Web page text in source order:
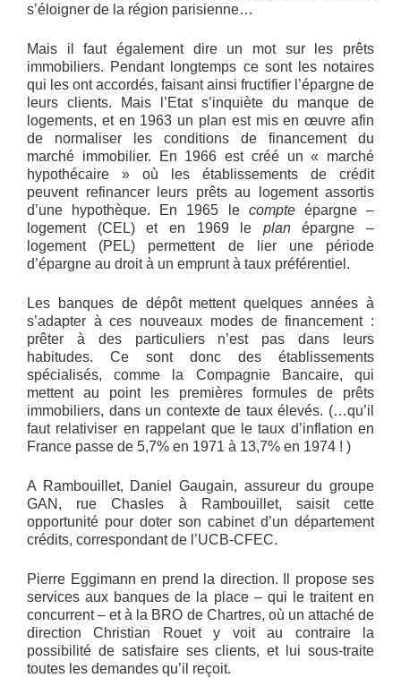
s’éloigner de la région parisienne…
Mais il faut également dire un mot sur les prêts
immobiliers. Pendant longtemps ce sont les notaires
qui les ont accordés, faisant ainsi fructifier l’épargne de
leurs clients. Mais l’Etat s’inquiète du manque de
logements, et en 1963 un plan est mis en œuvre afin
de normaliser les conditions de financement du
marché immobilier. En 1966 est créé un « marché
hypothécaire » où les établissements de crédit
peuvent refinancer leurs prêts au logement assortis
d’une hypothèque. En 1965 le compteépargne –
logement (CEL) et en 1969 le planépargne –
logement (PEL) permettent de lier une période
d’épargne au droit à un emprunt à taux préférentiel.
Les banques de dépôt mettent quelques années à
s’adapter à ces nouveaux modes de financement :
prêter à des particuliers n’est pas dans leurs
habitudes. Ce sont donc des établissements
spécialisés, comme la Compagnie Bancaire, qui
mettent au point les premières formules de prêts
immobiliers, dans un contexte de taux élevés. (…qu’il
faut relativiser en rappelant que le taux d’inflation en
France passe de 5,7% en 1971 à 13,7% en 1974 ! )
A Rambouillet, Daniel Gaugain, assureur du groupe
GAN, rue Chasles à Rambouillet, saisit cette
opportunité pour doter son cabinet d’un département
crédits, correspondant de l’UCB-CFEC.
Pierre Eggimann en prend la direction. Il propose ses
services aux banques de la place – qui le traitent en
concurrent – et à la BRO de Chartres, où un attaché de
direction Christian Rouet y voit au contraire la
possibilité de satisfaire ses clients, et lui sous-traite
toutes les demandes qu’il reçoit.